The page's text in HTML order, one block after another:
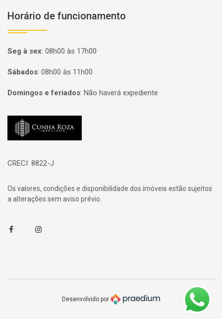
Horário de funcionamento
Seg à sex: 08h00 às 17h00
Sábados: 08h00 às 11h00
Domingos e feriados: Não haverá expediente
Página inicial
CRECI: 8822-J
Os valores, condições e disponibilidade dos imóveis estão sujeitos
a alterações sem aviso prévio.
FacebookInstagram
Desenvolvido por